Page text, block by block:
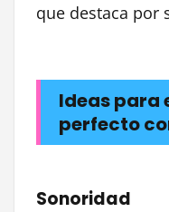
que destaca por
Ideas para
perfecto
Sonoridad